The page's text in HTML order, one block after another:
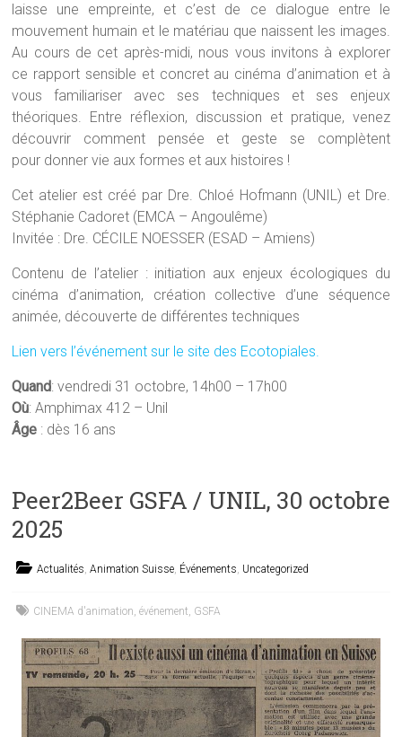
laisse une empreinte, et c’est de ce dialogue entre le
mouvement humain et le matériau que naissent les images.
Au cours de cet après-midi, nous vous invitons à explorer
ce rapport sensible et concret au cinéma d’animation et à
vous familiariser avec ses techniques et ses enjeux
théoriques. Entre réflexion, discussion et pratique, venez
découvrir comment pensée et geste se complètent
pour donner vie aux formes et aux histoires !
Cet atelier est créé par Dre. Chloé Hofmann (UNIL) et Dre.
Stéphanie Cadoret (EMCA – Angoulême)
Invitée : Dre. CÉCILE NOESSER (ESAD – Amiens)
Contenu de l’atelier : initiation aux enjeux écologiques du
cinéma d’animation, création collective d’une séquence
animée, découverte de différentes techniques
Lien vers l’événement sur le site des Ecotopiales.
Quand: vendredi 31 octobre, 14h00 – 17h00
Où: Amphimax 412 – Unil
Âge : dès 16 ans
Peer2Beer GSFA / UNIL, 30 octobre
2025
Actualités,Animation Suisse, Événements, Uncategorized
CINEMA d'animation,événement, GSFA